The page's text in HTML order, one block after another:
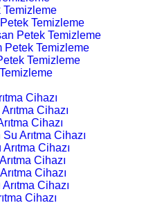
Temizleme
Temizleme
Petek Temizleme
Petek Temizleme
Temizleme
Cihazı
Cihazı
Cihazı
Arıtma Cihazı
Cihazı
Cihazı
Cihazı
Cihazı
Cihazı